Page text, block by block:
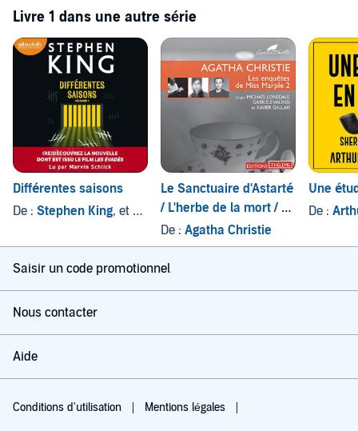
Livre 1 dans une autre série
Différentes saisons
De : Stephen King, et autres
Le Sanctuaire d'Astarté
/ L'herbe de la mort / La
demoiselle de
compagnie
De : Agatha Christie
Une
De :
Saisir un code promotionnel
Nous contacter
Aide
Conditions d'utilisation Mentions légales